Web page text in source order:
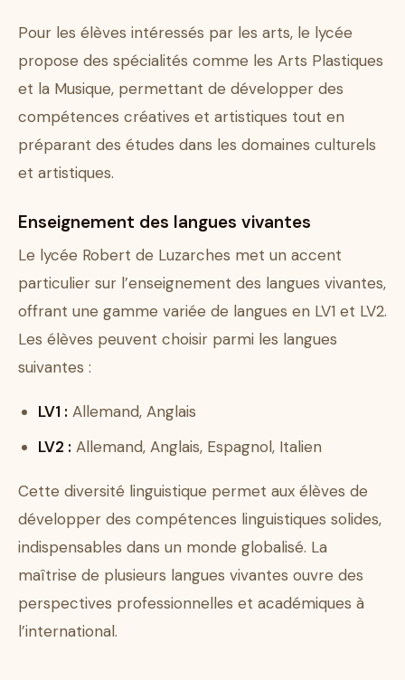
Pour les élèves intéressés par les arts, le lycée
propose des spécialités comme les Arts Plastiques
et la Musique, permettant de développer des
compétences créatives et artistiques tout en
préparant des études dans les domaines culturels
et artistiques.
Enseignement des langues vivantes
Le lycée Robert de Luzarches met un accent
particulier sur l’enseignement des langues vivantes,
offrant une gamme variée de langues en LV1 et LV2.
Les élèves peuvent choisir parmi les langues
suivantes :
LV1 : Allemand, Anglais
LV2 : Allemand, Anglais, Espagnol, Italien
Cette diversité linguistique permet aux élèves de
développer des compétences linguistiques solides,
indispensables dans un monde globalisé. La
maîtrise de plusieurs langues vivantes ouvre des
perspectives professionnelles et académiques à
l’international.